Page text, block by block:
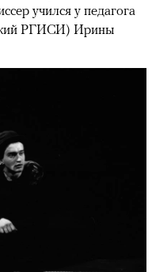
учился у педагога
РГИСИ) Ирины